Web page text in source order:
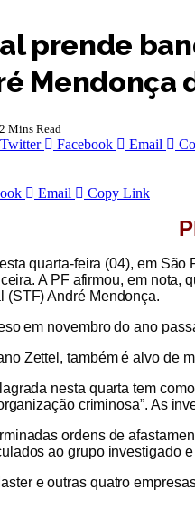
prende
Mendonça
2 Mins Read
Twitter Facebook Email
Email Copy Link
quarta-feira (04), em
A PF afirmou, em
(STF) André Mendonça.
em novembro do ano
Zettel, também é alvo de
nesta quarta tem
criminosa”. As
ordens de
ao grupo investigado
e outras quatro